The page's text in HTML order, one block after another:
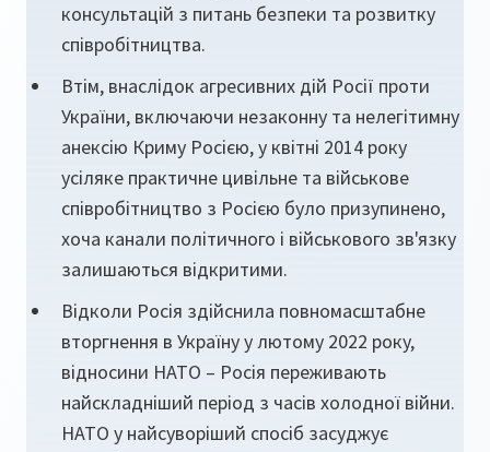
консультацій з питань безпеки та розвитку
співробітництва.
Втім, внаслідок агресивних дій Росії проти
України, включаючи незаконну та нелегітимну
анексію Криму Росією, у квітні 2014 року
усіляке практичне цивільне та військове
співробітництво з Росією було призупинено,
хоча канали політичного і військового зв'язку
залишаються відкритими.
Відколи Росія здійснила повномасштабне
вторгнення в Україну у лютому 2022 року,
відносини НАТО – Росія переживають
найскладніший період з часів холодної війни.
НАТО у найсуворіший спосіб засуджує